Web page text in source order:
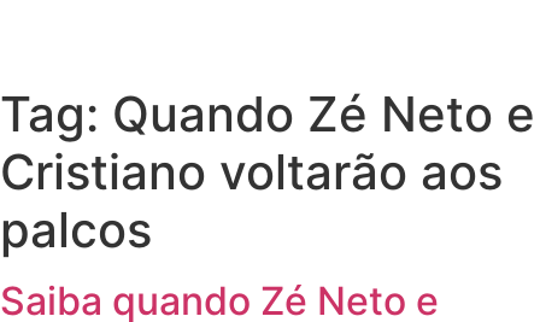
Tag: Quando Zé Neto e
Cristiano voltarão aos
palcos
Saiba quando Zé Neto e